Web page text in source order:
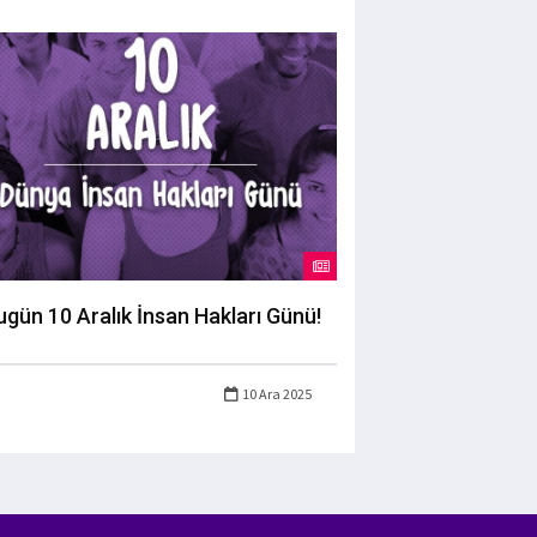
10 Aralık İnsan Hakları Günü!
10 Ara 2025